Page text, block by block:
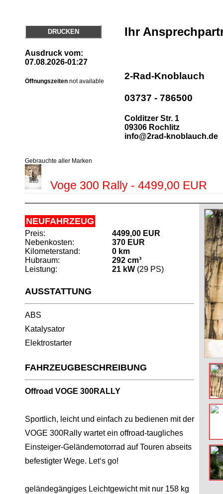
DRUCKEN
Ausdruck vom:
07.08.2026-01:27
Öffnungszeiten not available
Ihr
2-Rad-Knoblauch
03737 - 786500
Colditzer Str. 1
09306 Rochlitz
info@2rad-knoblauch.de
Gebrauchte aller Marken
Voge 300 Rally - 4499,00 EUR
NEUFAHRZEUG
Preis:
4499,00 EUR
Nebenkosten:
370 EUR
Kilometerstand:
0 km
Hubraum:
292 cm³
Leistung:
21 kW (29 PS)
AUSSTATTUNG
ABS
Katalysator
Elektrostarter
FAHRZEUGBESCHREIBUNG
Offroad VOGE 300RALLY
Sportlich, leicht und einfach zu bedienen mit der
VOGE 300Rally wartet ein offroad-taugliches
Einsteiger-Geländemotorrad auf Touren abseits
befestigter Wege. Let‘s go!
geländegängiges Leichtgewicht mit nur 158 kg